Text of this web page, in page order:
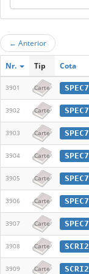
← Anterior
Nr. Tip Cota
3901 Carte
3902 Carte
3903 Carte
3904 Carte
3905 Carte
3906 Carte
3907 Carte
3908 Carte
3909 Carte